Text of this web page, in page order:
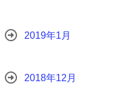
2019年1月
2018年12月